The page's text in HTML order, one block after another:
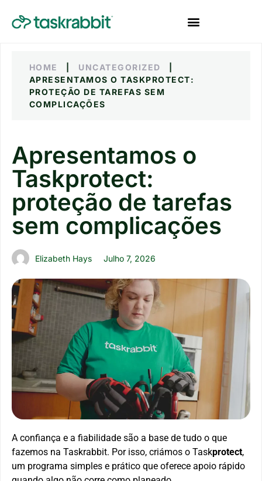
HOME UNCATEGORIZED
APRESENTAMOS O TASKPROTECT:
PROTEÇÃO DE TAREFAS SEM
COMPLICAÇÕES
Apresentamos o
Taskprotect:
proteção de tarefas
sem complicações
Elizabeth Hays Julho 7, 2026
A confiança e a fiabilidade são a base de tudo o que
fazemos na Taskrabbit. Por isso, criámos o Taskprotect,
um programa simples e prático que oferece apoio rápido